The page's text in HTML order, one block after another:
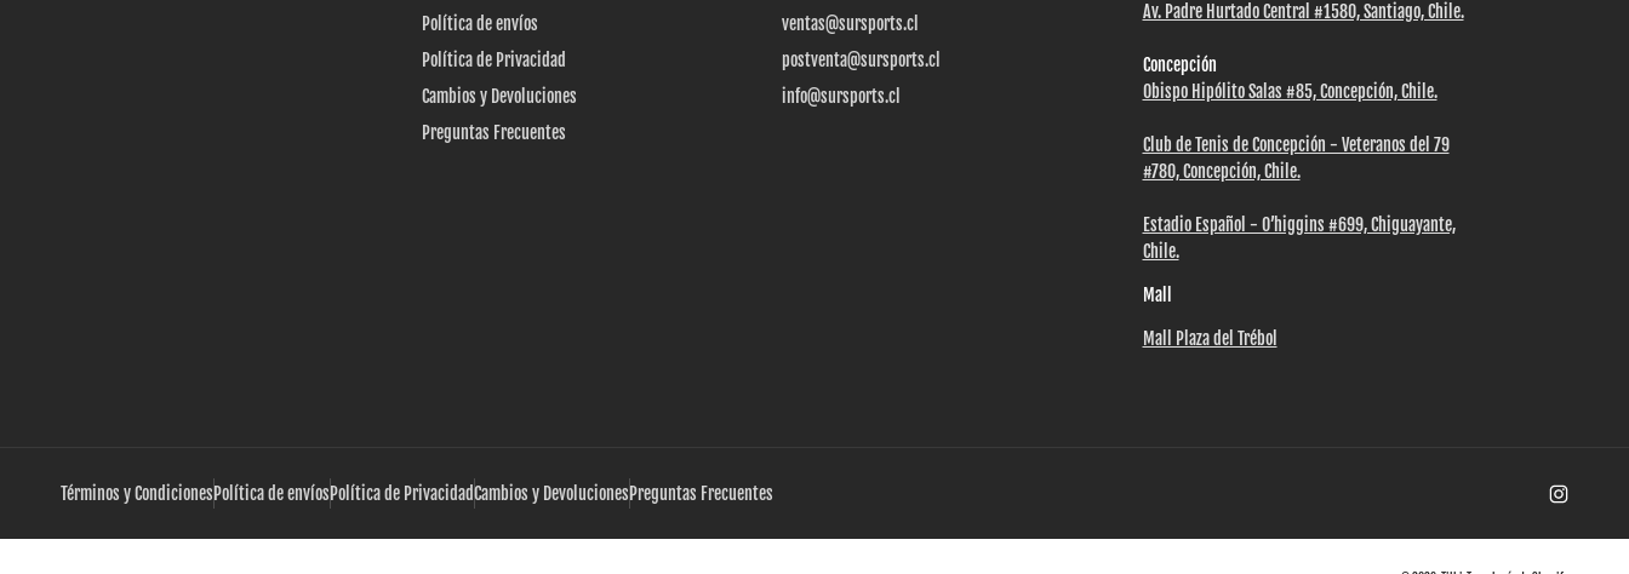
Política de envíos
Política de Privacidad
Cambios y Devoluciones
Preguntas Frecuentes
ventas@sursports.cl
postventa@sursports.cl
info@sursports.cl
Av. Padre Hurtado Central #1580, Santiago, Chile.
Concepción
Obispo Hipólito Salas #85, Concepción, Chile.
Club de Tenis de Concepción - Veteranos del 79
#780, Concepción, Chile.
Estadio Español - O’higgins #699, Chiguayante,
Chile.
Mall
Mall Plaza del Trébol
Términos y CondicionesPolítica de envíosPolítica de PrivacidadCambios y DevolucionesPreguntas Frecuentes